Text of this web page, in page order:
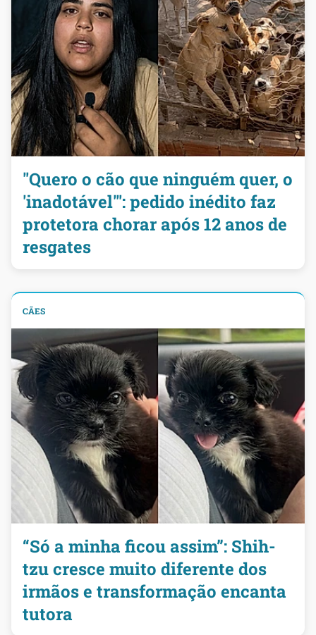
"Quero o cão que ninguém quer, o
'inadotável'": pedido inédito faz
protetora chorar após 12 anos de
resgates
CÃES
“Só a minha ficou assim”: Shih-
tzu cresce muito diferente dos
irmãos e transformação encanta
tutora